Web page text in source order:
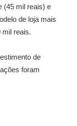
(45 mil reais) e
de loja mais
mil reais.
de
foram